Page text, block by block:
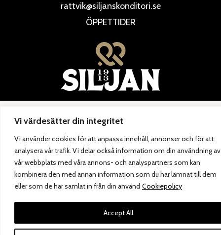
Vi värdesätter din integritet
Vi använder cookies för att anpassa innehåll, annonser och för att
analysera vår trafik. Vi delar också information om din användning av
vår webbplats med våra annons- och analyspartners som kan
kombinera den med annan information som du har lämnat till dem
eller som de har samlat in från din använd Cookiepolicy
Accept All
rattvik@siljanskonditori.se
ÖPPETTIDER